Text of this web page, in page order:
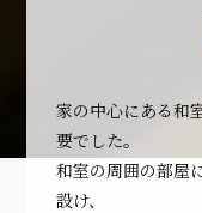
家の中心にある和
要でした。
和室の周囲の部屋
設け、